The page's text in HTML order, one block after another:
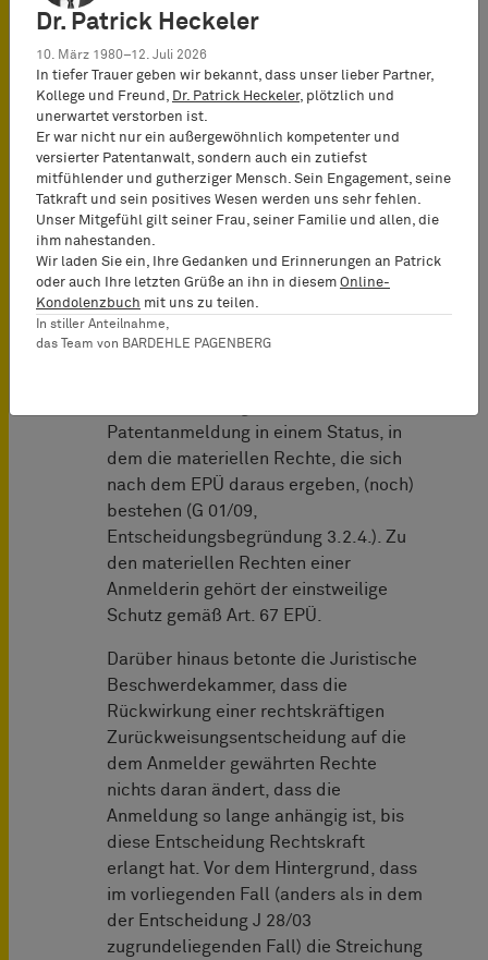
Wann ist eine Anmeldung anhängig?
Die Juristische Beschwerdekammer
prüfte, wann eine frühere Anmeldung
anhängig“ ist, wie dies Regel 36 (1)
EPÜ für das Einreichen einer
Teilanmeldung voraussetzt.
Das EPÜ enthält dazu keine Definition,
sodass die Juristische
Beschwerdekammer auf den in der
Entscheidung G 01/09 der Großen
Beschwerdekammer festgehaltenen
Patentanmeldung in einem Status, in
dem die materiellen Rechte, die sich
nach dem EPÜ daraus ergeben, (noch)
bestehen (G 01/09,
Entscheidungsbegründung 3.2.4.). Zu
den materiellen Rechten einer
Anmelderin gehört der einstweilige
Schutz gemäß Art. 67 EPÜ.
Darüber hinaus betonte die Juristische
Beschwerdekammer, dass die
Rückwirkung einer rechtskräftigen
Zurückweisungsentscheidung auf die
dem Anmelder gewährten Rechte
nichts daran ändert, dass die
Anmeldung so lange anhängig ist, bis
diese Entscheidung Rechtskraft
erlangt hat. Vor dem Hintergrund, dass
im vorliegenden Fall (anders als in dem
der Entscheidung J 28/03
zugrundeliegenden Fall) die Streichung
Dr. Patrick Heckeler
10. März 1980–12. Juli 2026
In tiefer Trauer geben wir bekannt, dass unser lieber Partner,
Kollege und Freund,
Dr. Patrick Heckeler, plötzlich und
unerwartet verstorben ist.
Er war nicht nur ein außergewöhnlich kompetenter und
versierter Patentanwalt, sondern auch ein zutiefst
mitfühlender und gutherziger Mensch. Sein Engagement, seine
Tatkraft und sein positives Wesen werden uns sehr fehlen.
Unser Mitgefühl gilt seiner Frau, seiner Familie und allen, die
ihm nahestanden.
Wir laden Sie ein, Ihre Gedanken und Erinnerungen an Patrick
oder auch Ihre letzten Grüße an ihn in diesem Online-
Kondolenzbuch mit uns zu teilen.
In stiller Anteilnahme,
das Team von BARDEHLE PAGENBERG